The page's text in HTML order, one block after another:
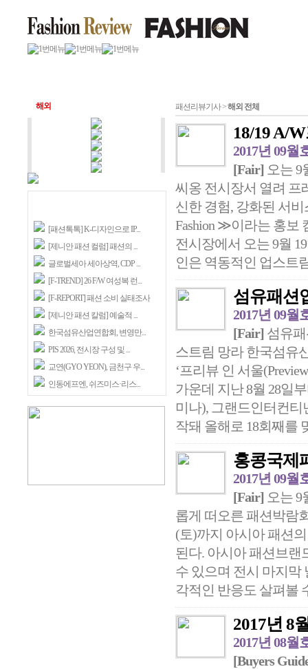
해외
[패션톡톡] K-디자인으로 IP...
[제니안 패션 컬럼] 패션의 ...
글로벌세아 세아상역, CDP ...
[F-TREND] 26 F/W 여성복 런...
[F-REPORT] 패션 소비 실태조사
[제니안 패션 칼럼] 예술적 ...
한국섬유산업연합회, 변영만...
PIS 2026, 전시장 구성 및 ...
교연(GYO YEON), 금천구 우...
인동에프엔, 쉬즈미스·리스...
패션리뷰기사 >해외 전체
18/19 A/
2017년 09월
[Fair] 오는 9
씨옹 전시장서 열려 프
신한 경험, 강화된 서
Fashion ≫이라는 홍보
전시장에서 오는 9월
인은 역동적인 업스트
섬유패션
2017년 09월
[Fair] 섬유
스트림 망라 한국섬유
‘프리뷰 인 서울
가운데 지난 8월 28일
미나), 그랜드인터컨티
작돼 올해로 18회째를
홍콩국제
2017년 09월
[Fair] 오는 9
롭게 떠오른 패션박람
(토)까지 아시아 패션
된다. 아시아 패션브랜
수 있으며 전시 마지막
각적인 반응도 살펴볼
2017년 8
2017년 08월
[Buyers